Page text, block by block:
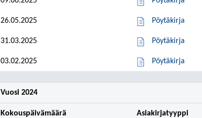
26.05.2025 Pöytäkirja
31.03.2025 Pöytäkirja
03.02.2025 Pöytäkirja
Vuosi 2024
Kokouspäivämäärä Asiakirjatyyppi